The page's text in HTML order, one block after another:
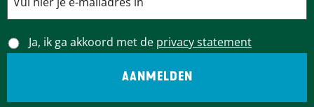
Ja, ik ga akkoord met de privacy statement